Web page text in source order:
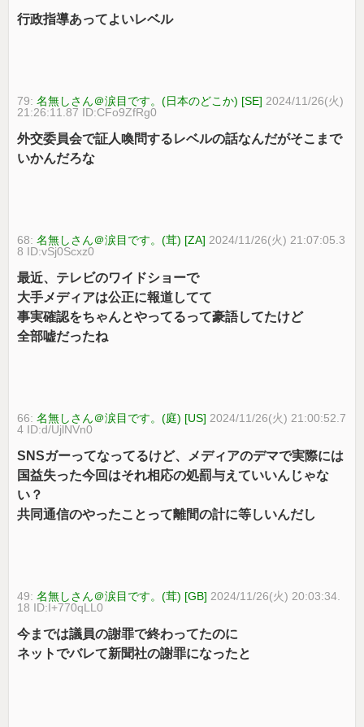
行政指導あってよいレベル
79:名無しさん＠涙目です。(日本のどこか) [SE] 2024/11/26(火)
21:26:11.87 ID:CFo9ZfRg0
外交委員会で証人喚問するレベルの話なんだがそこまで
いかんだろな
68:名無しさん＠涙目です。(茸) [ZA] 2024/11/26(火) 21:07:05.3
8 ID:vSj0Scxz0
最近、テレビのワイドショーで
大手メディアは公正に報道してて
事実確認をちゃんとやってるって豪語してたけど
全部嘘だったね
66:名無しさん＠涙目です。(庭) [US] 2024/11/26(火) 21:00:52.7
4 ID:d/UjlNVn0
SNSガーってなってるけど、メディアのデマで実際には
国益失った今回はそれ相応の処罰与えていいんじゃな
い？
共同通信のやったことって離間の計に等しいんだし
49:名無しさん＠涙目です。(茸) [GB] 2024/11/26(火) 20:03:34.
18 ID:I+770qLL0
今までは議員の謝罪で終わってたのに
ネットでバレて新聞社の謝罪になったと